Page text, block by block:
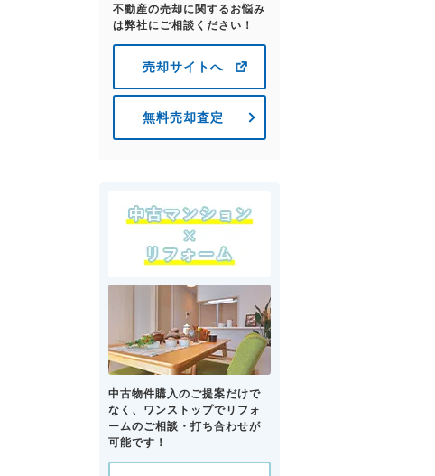
不動産の売却に関するお悩み
は弊社にご相談ください！
売却サイトへ
無料売却査定
中古物件購入のご提案だけで
なく、ワンストップでリフォ
ームのご相談・打ち合わせが
可能です！